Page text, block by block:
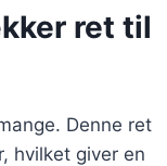
ret til
Denne ret
hvilket giver en